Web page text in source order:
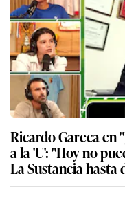
Ricardo Gareca en
a la 'U': "Hoy no
La Sustancia hasta